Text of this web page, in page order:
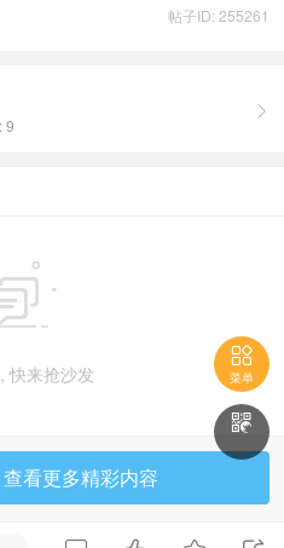
物馈赠亲友，都是绝佳之
醇厚的茶香带回家吧！
赏一下楼主吧

菜单
